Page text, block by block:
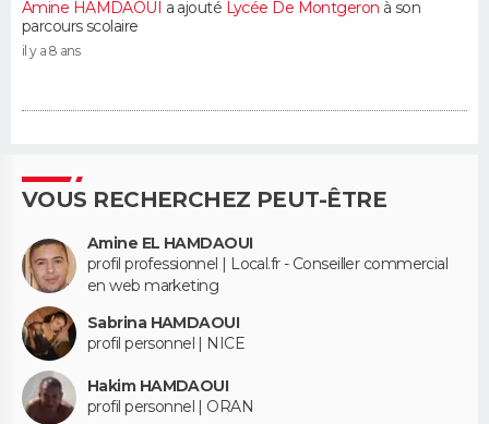
Amine HAMDAOUI a ajouté Lycée De Montgeron à son
parcours scolaire
il y a 8 ans
VOUS RECHERCHEZ PEUT-ÊTRE
Amine EL HAMDAOUI
profil professionnel | Local.fr - Conseiller commercial
en web marketing
Sabrina HAMDAOUI
profil personnel | NICE
Hakim HAMDAOUI
profil personnel | ORAN